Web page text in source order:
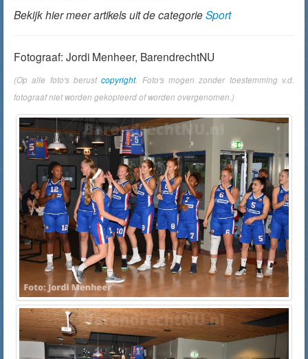
Bekijk hier meer artikels uit de categorieSport
Fotograaf: Jordi Menheer, BarendrechtNU
(Op alle foto's berustcopyright. Foto's mogen zonder toestemming v.d.
fotograaf niet worden gekopieerd of worden overgenomen.)